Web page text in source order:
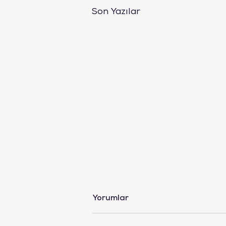
Son Yazılar
Zihinsel Detoks Nedir ve
Neden Herkesin İhtiyacı
Var?
Yorumlar